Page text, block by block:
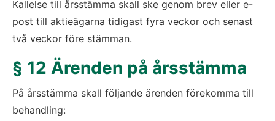
Kallelse till årsstämma skall ske genom brev eller e-
post till aktieägarna tidigast fyra veckor och senast
två veckor före stämman.
§ 12 Ärenden på årsstämma
På årsstämma skall följande ärenden förekomma till
behandling: